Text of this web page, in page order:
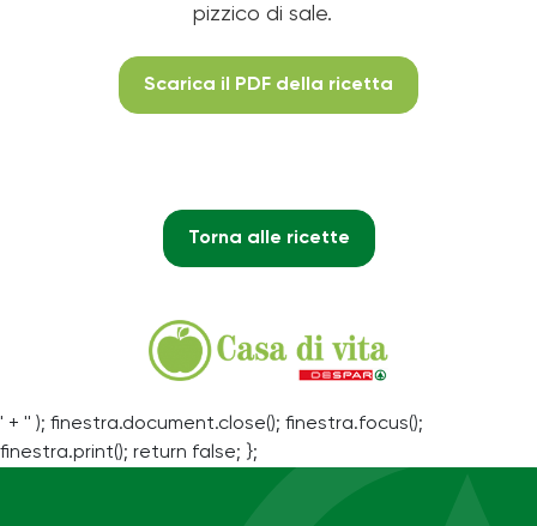
pizzico di sale.
Scarica il PDF della ricetta
Torna alle ricette
' + '' ); finestra.document.close(); finestra.focus();
finestra.print(); return false; };